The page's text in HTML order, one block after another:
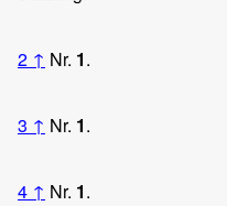
2 ↑ Nr. 1.
3 ↑ Nr. 1.
4 ↑ Nr. 1.